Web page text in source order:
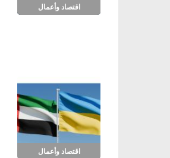
اقتصاد وأعمال
اقتصاد وأعمال